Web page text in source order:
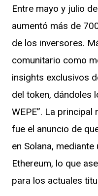
Entre mayo y julio
aumentó más de
de los inversores.
comunitario como
insights exclusivos
del token, dándoles
WEPE”. La
fue el anuncio de
en Solana,
Ethereum, lo que
para los actuales